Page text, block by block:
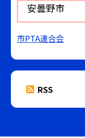
安曇野市
市PTA連合会
RSS